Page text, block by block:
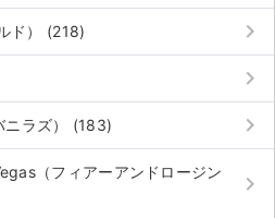
ド） (218) keyboard_arrow_right
keyboard_arrow_right
ラズ） (183) keyboard_arrow_right
（フィアーアンドロージン
keyboard_arrow_right